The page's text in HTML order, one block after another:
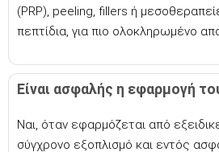
(PRP), peeling, fillers ή
πεπτίδια, για πιο ολοκληρωμένο
Είναι ασφαλής η εφαρμογή
Ναι, όταν εφαρμόζεται από
σύγχρονο εξοπλισμό και εντός